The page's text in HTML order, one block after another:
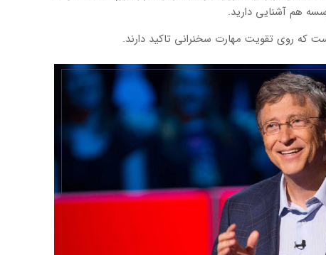
هم آشنایی دارید.
که روی تقویت مهارت سخنرانی تاکید دارند.